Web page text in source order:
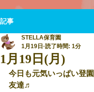
記事
1月19日(月)
STELLA保育園
1月19日 読了時間: 1分
今日も元気いっぱい登
友達♬